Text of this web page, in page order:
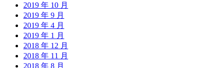
2019 年 10 月
2019 年 9 月
2019 年 4 月
2019 年 1 月
2018 年 12 月
2018 年 11 月
2018 年 8 月